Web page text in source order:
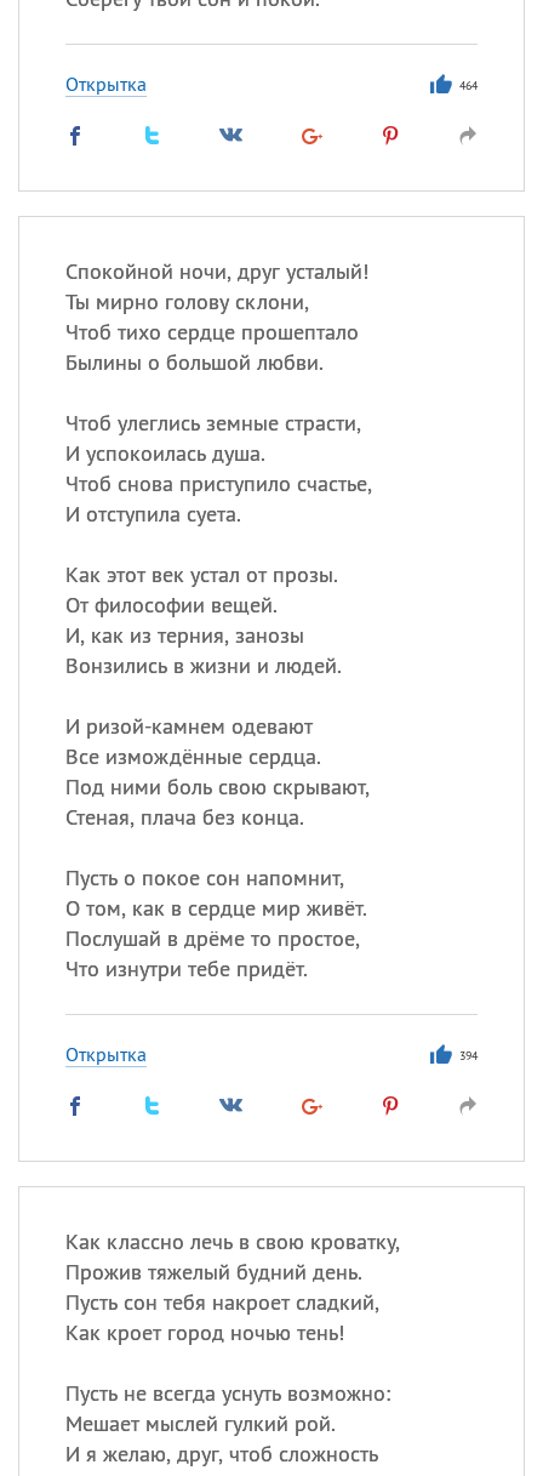
Открытка 464
Спокойной ночи, друг усталый!
Ты мирно голову склони,
Чтоб тихо сердце прошептало
Былины о большой любви.
Чтоб улеглись земные страсти,
И успокоилась душа.
Чтоб снова приступило счастье,
И отступила суета.
Как этот век устал от прозы.
От философии вещей.
И, как из терния, занозы
Вонзились в жизни и людей.
И ризой-камнем одевают
Все измождённые сердца.
Под ними боль свою скрывают,
Стеная, плача без конца.
Пусть о покое сон напомнит,
О том, как в сердце мир живёт.
Послушай в дрёме то простое,
Что изнутри тебе придёт.
Открытка 394
Как классно лечь в свою кроватку,
Прожив тяжелый будний день.
Пусть сон тебя накроет сладкий,
Как кроет город ночью тень!
Пусть не всегда уснуть возможно:
Мешает мыслей гулкий рой.
И я желаю, друг, чтоб сложность